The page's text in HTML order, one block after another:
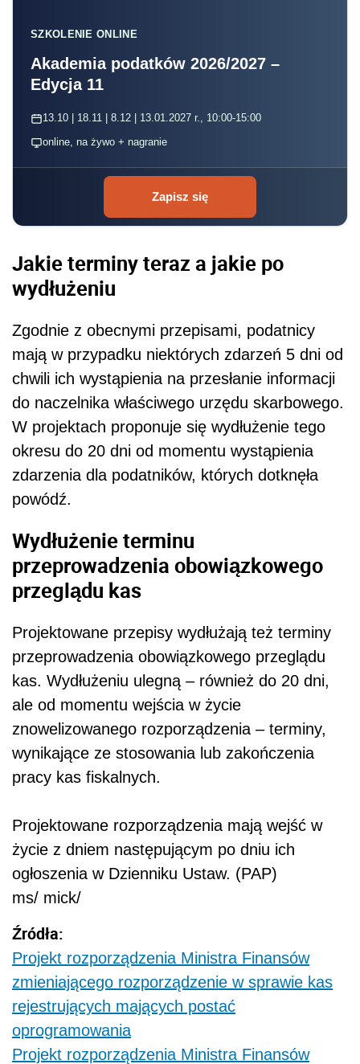
SZKOLENIE ONLINE
Akademia podatków 2026/2027 –
Edycja 11
13.10 | 18.11 | 8.12 | 13.01.2027 r., 10:00-15:00
online, na żywo + nagranie
Zapisz się
Jakie terminy teraz a jakie po
wydłużeniu
Zgodnie z obecnymi przepisami, podatnicy
mają w przypadku niektórych zdarzeń 5 dni od
chwili ich wystąpienia na przesłanie informacji
do naczelnika właściwego urzędu skarbowego.
W projektach proponuje się wydłużenie tego
okresu do 20 dni od momentu wystąpienia
zdarzenia dla podatników, których dotknęła
powódź.
Wydłużenie terminu
przeprowadzenia obowiązkowego
przeglądu kas
Projektowane przepisy wydłużają też terminy
przeprowadzenia obowiązkowego przeglądu
kas. Wydłużeniu ulegną – również do 20 dni,
ale od momentu wejścia w życie
znowelizowanego rozporządzenia – terminy,
wynikające ze stosowania lub zakończenia
pracy kas fiskalnych.
Projektowane rozporządzenia mają wejść w
życie z dniem następującym po dniu ich
ogłoszenia w Dzienniku Ustaw. (PAP)
ms/ mick/
Źródła:
Projekt rozporządzenia Ministra Finansów
zmieniającego rozporządzenie w sprawie kas
rejestrujących mających postać
oprogramowania
Projekt rozporządzenia Ministra Finansów